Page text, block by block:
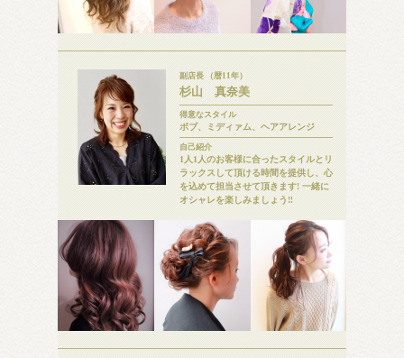
副店長 （暦11年）
杉山 真奈美
得意なスタイル
ボブ、ミディァム、ヘアアレンジ
自己紹介
1人1人のお客様に合ったスタイルとリ
ラックスして頂ける時間を提供し、心
を込めて担当させて頂きます! 一緒に
オシャレを楽しみましょう‼